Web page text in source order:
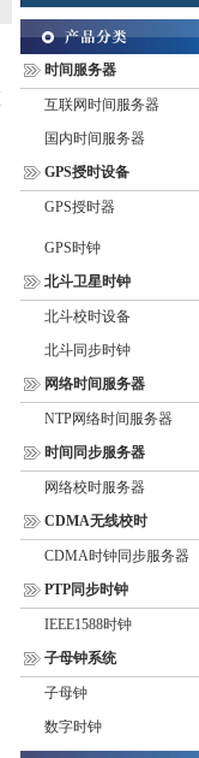
时间服务器
互联网时间服务器
国内时间服务器
GPS授时设备
GPS授时器
GPS时钟
北斗卫星时钟
北斗校时设备
北斗同步时钟
网络时间服务器
NTP网络时间服务器
时间同步服务器
网络校时服务器
CDMA无线校时
CDMA时钟同步服务器
PTP同步时钟
IEEE1588时钟
子母钟系统
子母钟
数字时钟